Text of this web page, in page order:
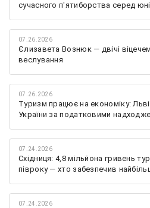
сучасного п'ятиборства серед
07.26.2026
Єлизавета Вознюк — двічі
веслування
07.26.2026
Туризм працює на економіку:
України за податковими
07.24.2026
Східниця: 4,8 мільйона гривень
півроку — хто забезпечив
07.24.2026